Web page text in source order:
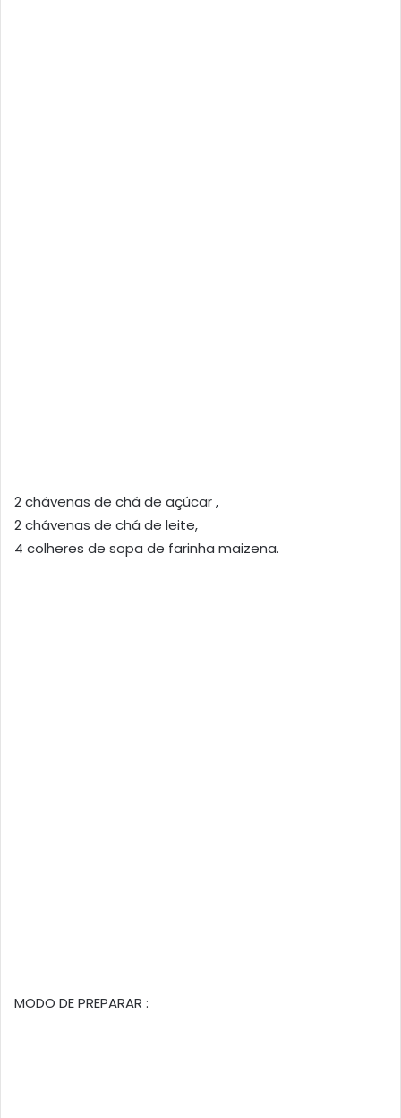
2 chávenas de chá de açúcar ,
2 chávenas de chá de leite,
4 colheres de sopa de farinha maizena.
MODO DE PREPARAR :